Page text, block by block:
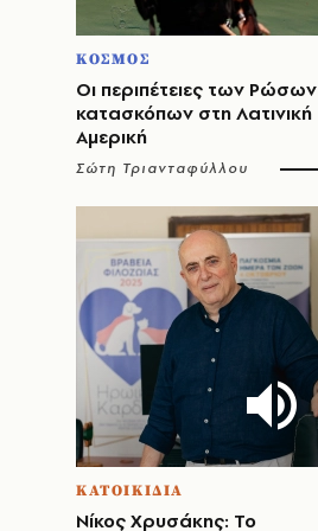
ΚΟΣΜΟΣ
Οι περιπέτειες των Ρώσων
κατασκόπων στη Λατινική
Αμερική
Σώτη Τριανταφύλλου
ΚΑΤΟΙΚΙΔΙΑ
Νίκος Χρυσάκης: Το